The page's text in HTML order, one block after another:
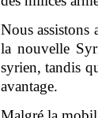
Nous assistons
la nouvelle
syrien, tandis
avantage.